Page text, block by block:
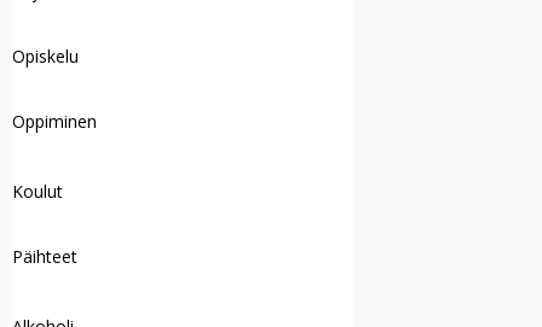
Opiskelu
Oppiminen
Koulut
Päihteet